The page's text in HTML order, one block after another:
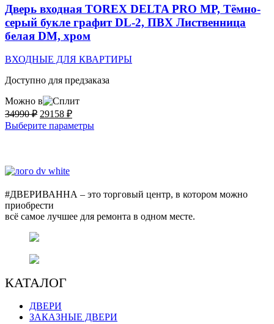
можно
выбрать
на
Дверь входная TOREX DELTA PRO MP, Тёмно-
серый букле графит DL-2, ПВХ Лиственница
белая DM, хром
ВХОДНЫЕ ДЛЯ КВАРТИРЫ
Доступно для предзаказа
Можно в
34990₽ Первоначальная
цена
составляла
29158 ₽Текущая
цена:
Выберите параметрыЭтот
можно
выбрать
на
странице
#ДВЕРИВАННА – это торговый центр, в котором можно
приобрести
всё самое лучшее для ремонта в одном месте.
КАТАЛОГ
ДВЕРИ
ЗАКАЗНЫЕ ДВЕРИ